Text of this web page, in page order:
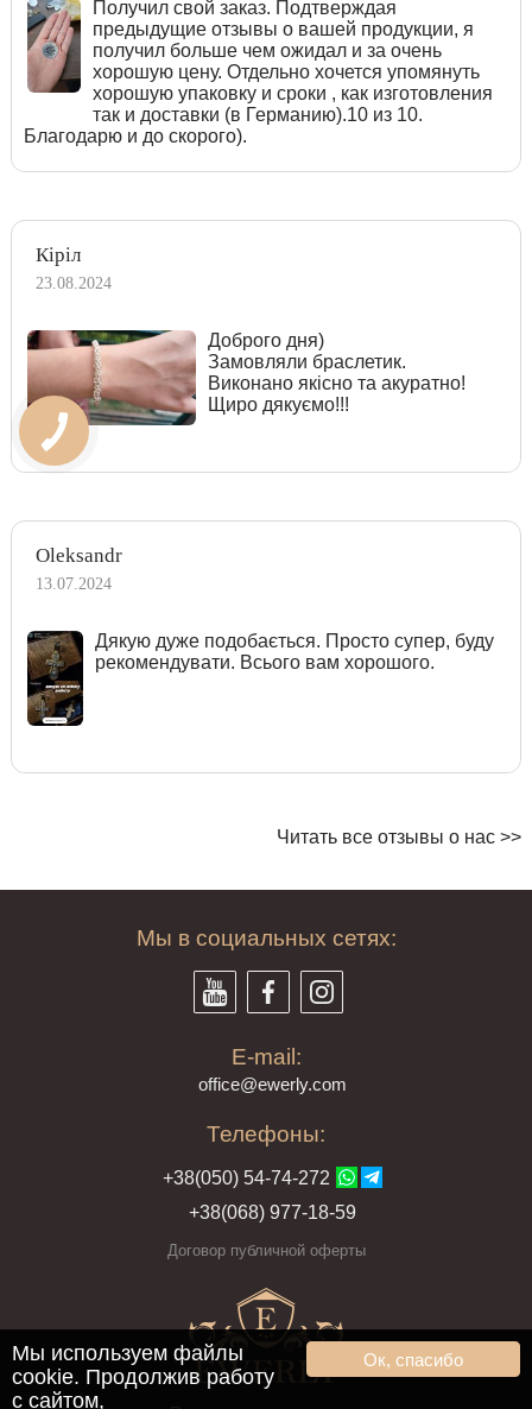
Получил свой заказ. Подтверждая
предыдущие отзывы о вашей продукции, я
получил больше чем ожидал и за очень
хорошую цену. Отдельно хочется упомянуть
хорошую упаковку и сроки , как изготовления
так и доставки (в Германию).10 из 10.
Благодарю и до скорого).
Кіріл
23.08.2024
Доброго дня)
Замовляли браслетик.
Виконано якісно та акуратно!
Щиро дякуємо!!!
Oleksandr
13.07.2024
Дякую дуже подобається. Просто супер, буду
рекомендувати. Всього вам хорошого.
Читать все отзывы о нас >>
Мы в социальных сетях:
E-mail:
office@ewerly.com
Телефоны:
+38(050) 54-74-272
+38(068) 977-18-59
Договор публичной оферты
Ок, спасибо
Мы используем файлы
cookie. Продолжив работу
с сайтом,